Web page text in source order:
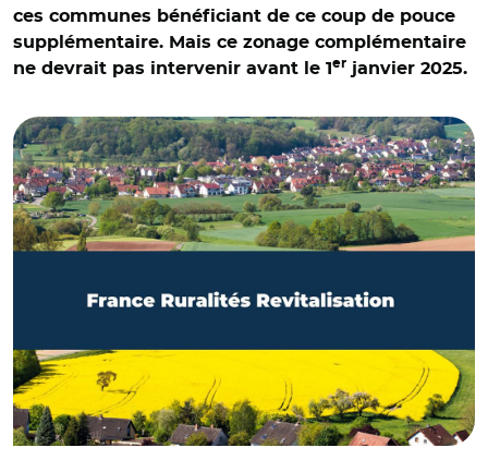
ces communes bénéficiant de ce coup de pouce
supplémentaire. Mais ce zonage complémentaire
ne devrait pas intervenir avant le 1 er janvier 2025.